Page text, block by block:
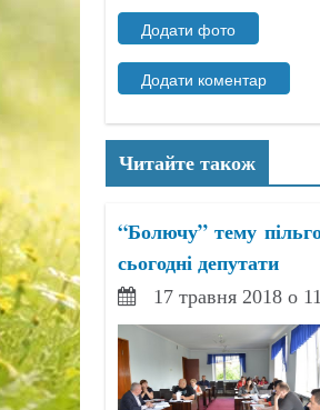
Читайте також
“Болючу” тему
сьогодні депутати
17 травня 2018 о